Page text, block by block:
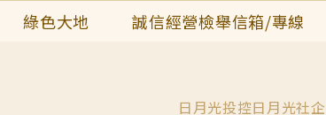
綠色大地 誠信經營檢舉信箱/專線
日月光投控日月光社企